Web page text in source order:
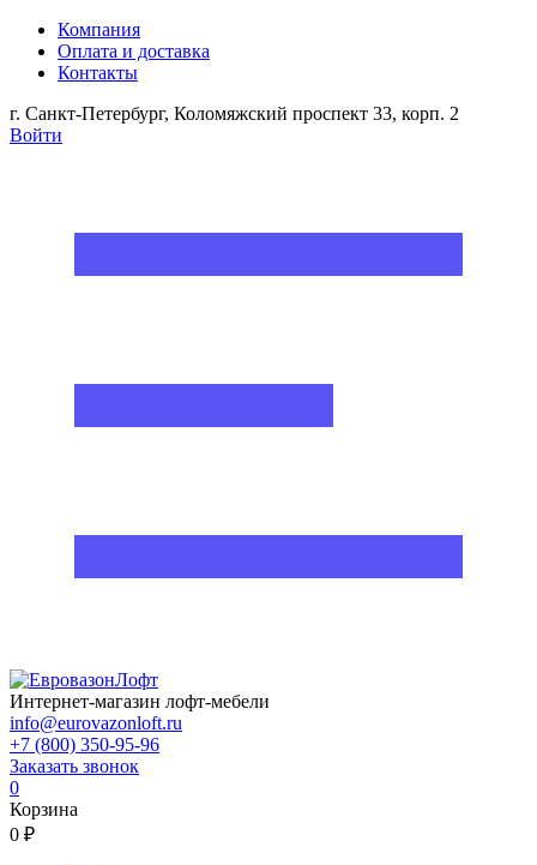
Компания
Оплата и доставка
Контакты
г. Санкт-Петербург, Коломяжский проспект 33, корп. 2
Войти
Интернет-магазин лофт-мебели
info@eurovazonloft.ru
+7 (800) 350-95-96
Заказать звонок
0
Корзина
0 ₽